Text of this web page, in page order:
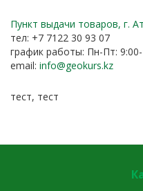
Пункт выдачи товаров, г.
тел: +7 7122 30 93 07
график работы: Пн-Пт:
email: info@geokurs.kz
тест, тест